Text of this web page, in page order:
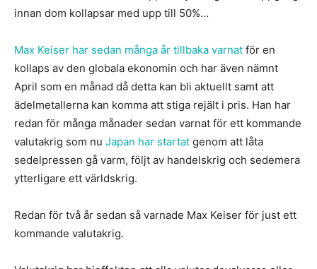
innan dom kollapsar med upp till 50%…
Max Keiser har sedan många år tillbaka varnat för en
kollaps av den globala ekonomin och har även nämnt
April som en månad då detta kan bli aktuellt samt att
ädelmetallerna kan komma att stiga rejält i pris. Han har
redan för många månader sedan varnat för ett kommande
valutakrig som nu Japan har startat genom att låta
sedelpressen gå varm, följt av handelskrig och sedemera
ytterligare ett världskrig.
Redan för två år sedan så varnade Max Keiser för just ett
kommande valutakrig.